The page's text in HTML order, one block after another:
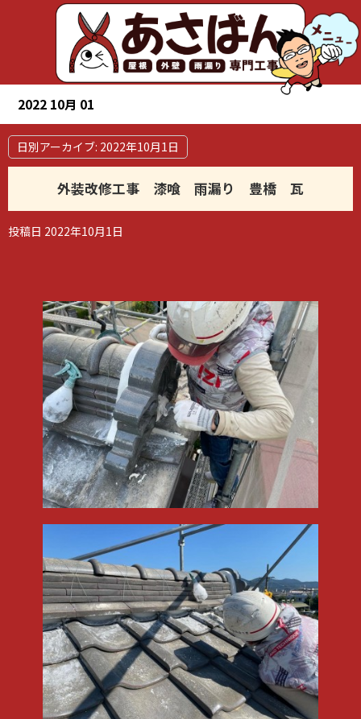
2022 10月 01
日別アーカイブ: 2022年10月1日
外装改修工事 漆喰 雨漏り 豊橋 瓦
投稿日 2022年10月1日